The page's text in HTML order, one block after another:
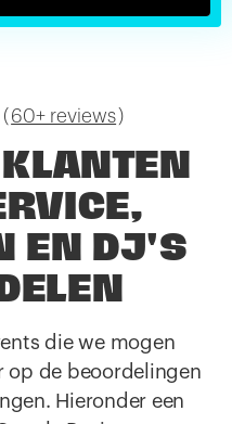
( 60+ reviews )
EN DJ'S
die we mogen
op de beoordelingen
Hieronder een